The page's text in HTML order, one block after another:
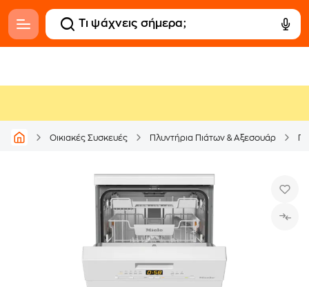
Οικιακές Συσκευές Πλυντήρια Πιάτων & Αξεσουάρ